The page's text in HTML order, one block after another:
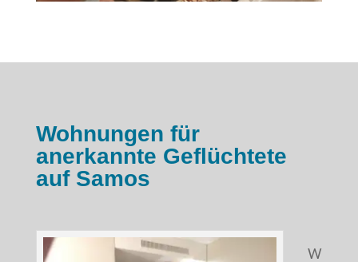
Wohnungen für
anerkannte Geflüchtete
auf Samos
W